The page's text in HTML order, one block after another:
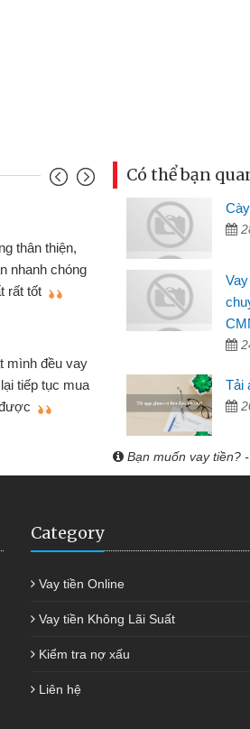
cần tiền gấp nên định cầm cố chiếc xe
may đã có gói vay tiền bằng CMND
gặp mặt nên rất tiện lợi, sẽ giới thiệu
doanh buôn bán nhỏ lẻ nhiều lúc cần
biết đến website qua bạn bè giới thiệu tôi
công việc của mình nhanh chóng
Có thể bạn
Tải
Bạn muốn vay tiền?
Category
Vay tiền Online
Vay tiền Không Lãi Suất
Kiểm tra nợ xấu
Liên hệ